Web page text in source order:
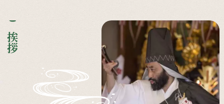
ご挨拶